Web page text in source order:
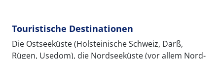
Touristische Destinationen
Die Ostseeküste (Holsteinische Schweiz, Darß,
Rügen, Usedom), die Nordseeküste (vor allem Nord-